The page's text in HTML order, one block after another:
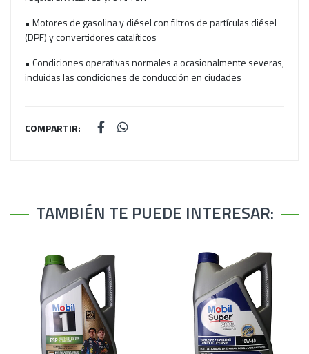
• Motores de gasolina y diésel con filtros de partículas diésel
(DPF) y convertidores catalíticos
• Condiciones operativas normales a ocasionalmente severas,
incluidas las condiciones de conducción en ciudades
COMPARTIR:
TAMBIÉN TE PUEDE INTERESAR: